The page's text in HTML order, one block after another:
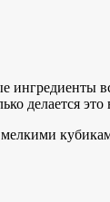
делается это